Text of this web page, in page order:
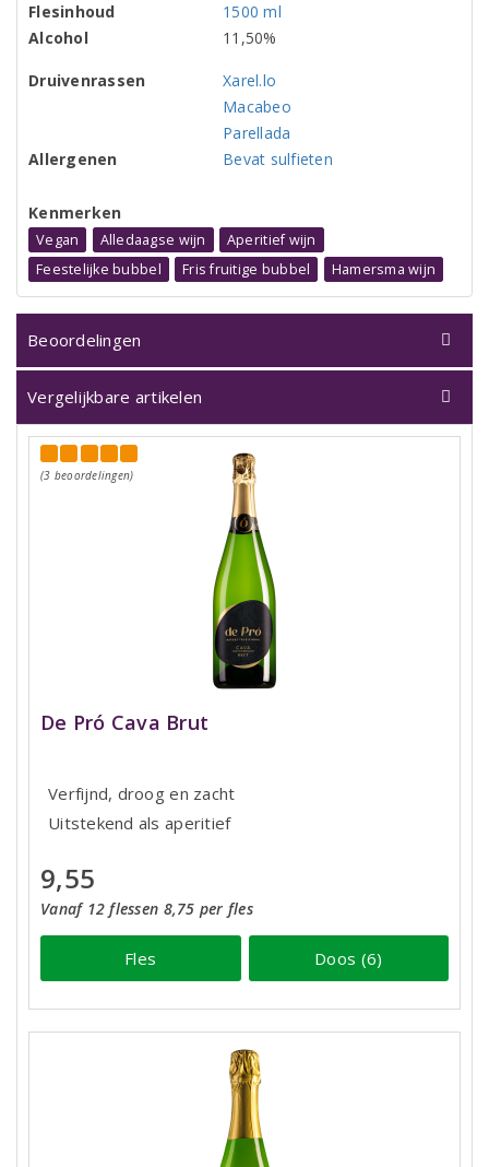
Flesinhoud
1500 ml
Alcohol
11,50%
Druivenrassen
Xarel.lo
Macabeo
Parellada
Allergenen
Bevat sulfieten
Kenmerken
Vegan Alledaagse wijn
Aperitief wijn
Feestelijke bubbel
Fris fruitige bubbel Hamersma wijn
Beoordelingen
Vergelijkbare artikelen
(3 beoordelingen)
De Pró Cava Brut
Verfijnd, droog en zacht
Uitstekend als aperitief
9,55
Vanaf 12 flessen 8,75 per fles
Fles Doos (6)